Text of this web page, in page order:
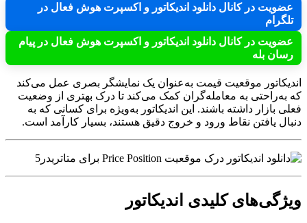
عضویت در کانال دانلود اندیکاتور و اکسپرت هوش فعال در
تلگرام
عضویت در کانال دانلود اندیکاتور و اکسپرت هوش فعال در پیام
رسان بله
اندیکاتور موقعیت قیمت به‌عنوان یک نمایشگر بصری عمل می‌کند
که به‌راحتی به معامله‌گران کمک می‌کند تا درک بهتری از وضعیت
فعلی بازار داشته باشند. این اندیکاتور به‌ویژه برای کسانی که به
دنبال یافتن نقاط ورود و خروج دقیق هستند، بسیار کارآمد است.
ویژگی‌های کلیدی اندیکاتور